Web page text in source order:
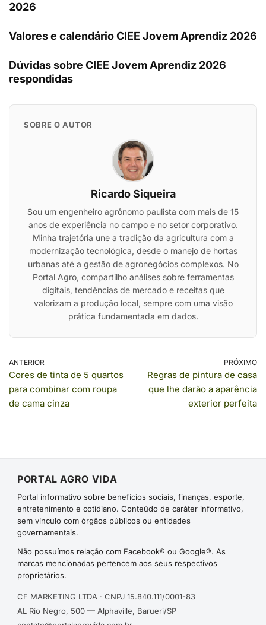
2026
Valores e calendário CIEE Jovem Aprendiz 2026
Dúvidas sobre CIEE Jovem Aprendiz 2026
respondidas
SOBRE O AUTOR
Ricardo Siqueira
Sou um engenheiro agrônomo paulista com mais de 15
anos de experiência no campo e no setor corporativo.
Minha trajetória une a tradição da agricultura com a
modernização tecnológica, desde o manejo de hortas
urbanas até a gestão de agronegócios complexos. No
Portal Agro, compartilho análises sobre ferramentas
digitais, tendências de mercado e receitas que
valorizam a produção local, sempre com uma visão
prática fundamentada em dados.
ANTERIOR
Cores de tinta de 5 quartos
para combinar com roupa
de cama cinza
PRÓXIMO
Regras de pintura de casa
que lhe darão a aparência
exterior perfeita
PORTAL AGRO VIDA
Portal informativo sobre benefícios sociais, finanças, esporte,
entretenimento e cotidiano. Conteúdo de caráter informativo,
sem vínculo com órgãos públicos ou entidades
governamentais.
Não possuímos relação com Facebook® ou Google®. As
marcas mencionadas pertencem aos seus respectivos
proprietários.
CF MARKETING LTDA · CNPJ 15.840.111/0001-83
AL Rio Negro, 500 — Alphaville, Barueri/SP